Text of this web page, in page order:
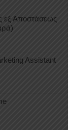
εξ Αποστάσεως
Assistant